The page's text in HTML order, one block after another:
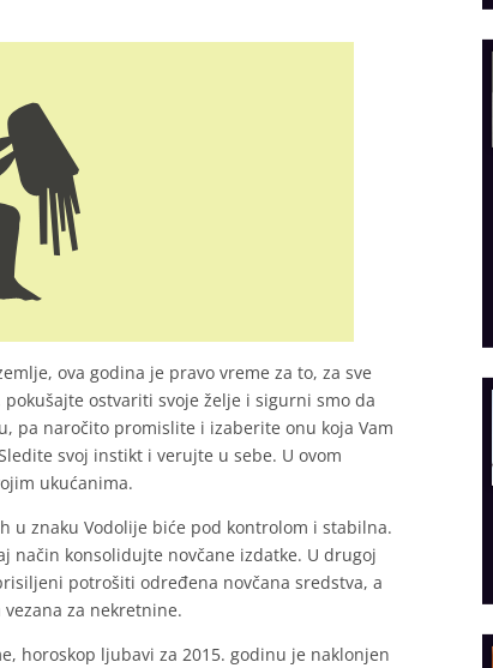
ova godina je pravo vreme za to, za sve
ostvariti svoje želje i sigurni smo da
pa naročito promislite i izaberite onu koja Vam
svoj instikt i verujte u sebe. U ovom
ukućanima.
u znaku Vodolije biće pod kontrolom i stabilna.
konsolidujte novčane izdatke. U drugoj
potrošiti određena novčana sredstva, a
za nekretnine.
horoskop ljubavi za 2015. godinu je naklonjen